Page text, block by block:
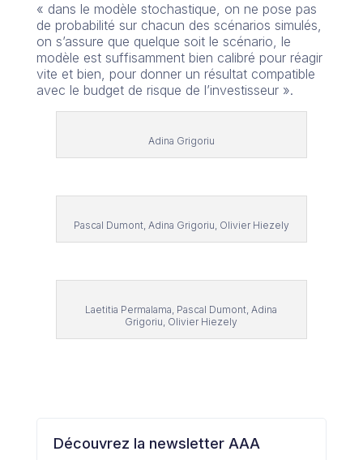
« dans le modèle stochastique, on ne pose pas
de probabilité sur chacun des scénarios simulés,
on s’assure que quelque soit le scénario, le
modèle est suffisamment bien calibré pour réagir
vite et bien, pour donner un résultat compatible
avec le budget de risque de l’investisseur ».
Adina Grigoriu
Pascal Dumont, Adina Grigoriu, Olivier Hiezely
Laetitia Permalama, Pascal Dumont, Adina
Grigoriu, Olivier Hiezely
Découvrez la newsletter AAA